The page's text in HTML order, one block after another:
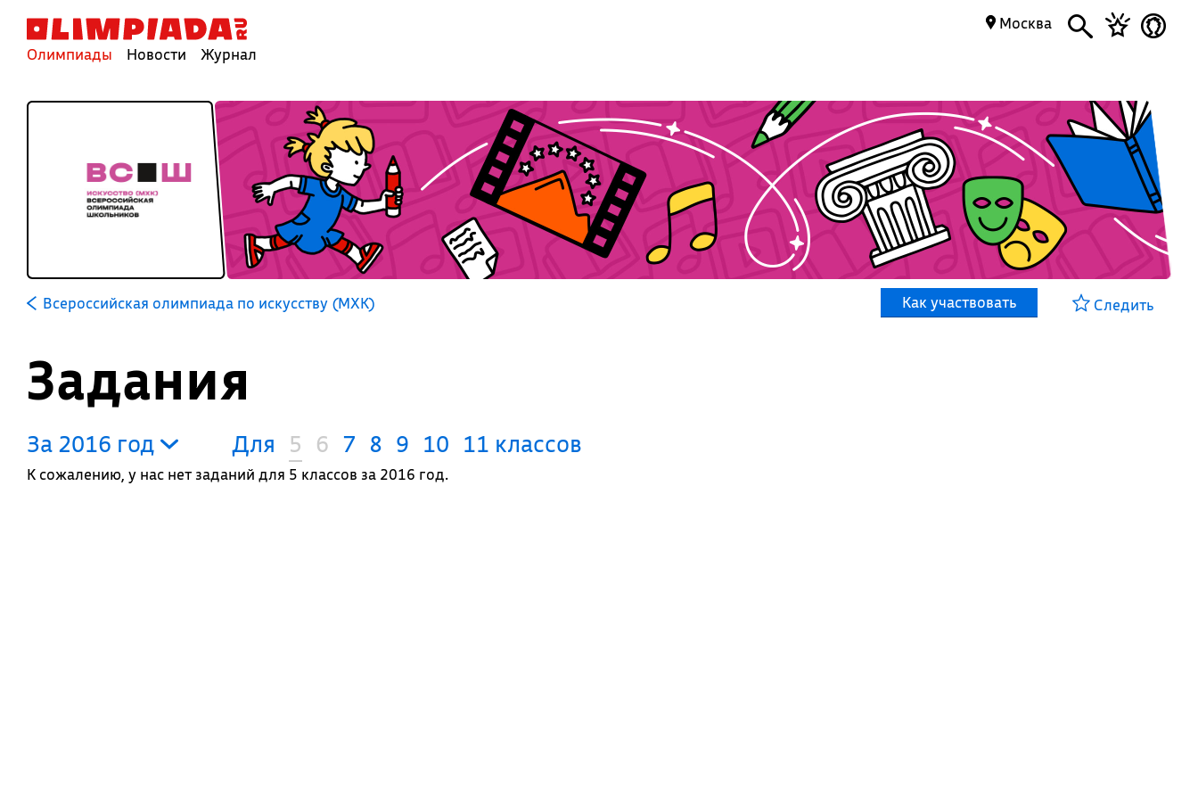
Олимпиады Новости Журнал
Москва
Всероссийская олимпиада по искусству (МХК) Как участвовать Следить
Задания
За 2016 год Для 5 6 7 8 9 10 11 классов
К сожалению, у нас нет заданий для 5 классов за 2016 год.